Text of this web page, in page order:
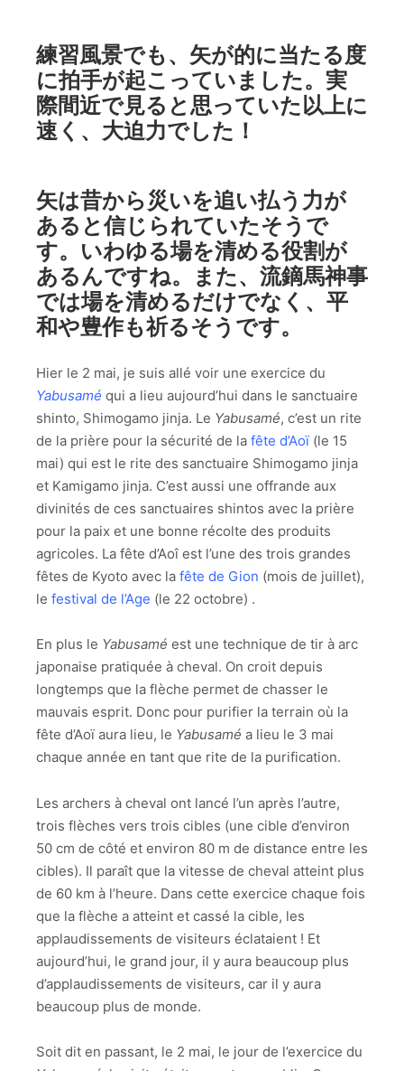
練習風景でも、矢が的に当たる度
に拍手が起こっていました。実
際間近で見ると思っていた以上に
速く、大迫力でした！
矢は昔から災いを追い払う力が
あると信じられていたそうで
す。いわゆる場を清める役割が
あるんですね。また、流鏑馬神事
では場を清めるだけでなく、平
和や豊作も祈るそうです。
Hier le 2 mai, je suis allé voir une exercice du
Yabusamé qui a lieu aujourd’hui dans le sanctuaire
shinto, Shimogamo jinja. Le Yabusamé, c’est un rite
de la prière pour la sécurité de la fête d’Aoï (le 15
mai) qui est le rite des sanctuaire Shimogamo jinja
et Kamigamo jinja. C’est aussi une offrande aux
divinités de ces sanctuaires shintos avec la prière
pour la paix et une bonne récolte des produits
agricoles. La fête d’Aoî est l’une des trois grandes
fêtes de Kyoto avec la fête de Gion (mois de juillet),
le festival de l’Age (le 22 octobre) .
En plus le Yabusamé est une technique de tir à arc
japonaise pratiquée à cheval. On croit depuis
longtemps que la flèche permet de chasser le
mauvais esprit. Donc pour purifier la terrain où la
fête d’Aoï aura lieu, le Yabusamé a lieu le 3 mai
chaque année en tant que rite de la purification.
Les archers à cheval ont lancé l’un après l’autre,
trois flèches vers trois cibles (une cible d’environ
50 cm de côté et environ 80 m de distance entre les
cibles). Il paraît que la vitesse de cheval atteint plus
de 60 km à l’heure. Dans cette exercice chaque fois
que la flèche a atteint et cassé la cible, les
applaudissements de visiteurs éclataient ! Et
aujourd’hui, le grand jour, il y aura beaucoup plus
d’applaudissements de visiteurs, car il y aura
beaucoup plus de monde.
Soit dit en passant, le 2 mai, le jour de l’exercice du